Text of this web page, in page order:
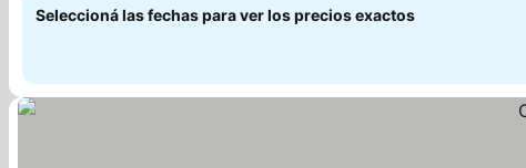
Seleccioná las fechas para ver los precios exactos